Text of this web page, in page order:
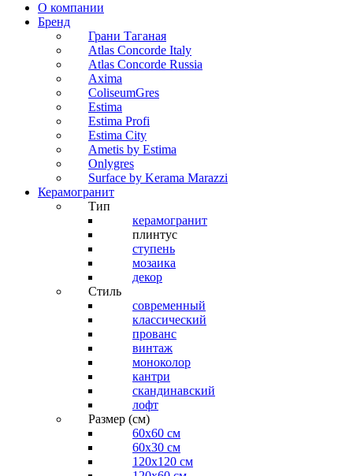
О компании
Бренд
Грани Таганая
Atlas Concorde Italy
Atlas Concorde Russia
Axima
ColiseumGres
Estima
Estima Profi
Estima City
Ametis by Estima
Onlygres
Surface by Kerama Marazzi
Керамогранит
Тип
керамогранит
плинтус
ступень
мозаика
декор
Стиль
современный
классический
прованс
винтаж
моноколор
кантри
скандинавский
лофт
Размер (см)
60х60 см
60x30 см
120x120 см